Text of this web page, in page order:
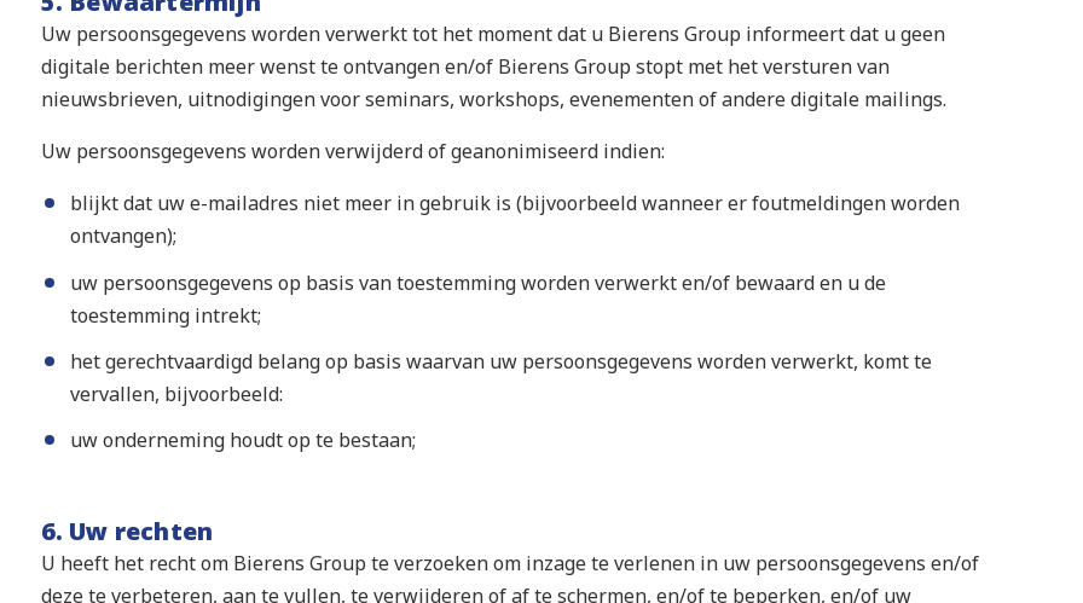
Uw persoonsgegevens worden verwerkt tot het moment dat u Bierens Group informeert dat u geen
digitale berichten meer wenst te ontvangen en/of Bierens Group stopt met het versturen van
nieuwsbrieven, uitnodigingen voor seminars, workshops, evenementen of andere digitale mailings.
Uw persoonsgegevens worden verwijderd of geanonimiseerd indien:
blijkt dat uw e-mailadres niet meer in gebruik is (bijvoorbeeld wanneer er foutmeldingen worden
ontvangen);
uw persoonsgegevens op basis van toestemming worden verwerkt en/of bewaard en u de
toestemming intrekt;
het gerechtvaardigd belang op basis waarvan uw persoonsgegevens worden verwerkt, komt te
vervallen, bijvoorbeeld:
uw onderneming houdt op te bestaan;
6. Uw rechten
U heeft het recht om Bierens Group te verzoeken om inzage te verlenen in uw persoonsgegevens en/of
deze te verbeteren, aan te vullen, te verwijderen of af te schermen, en/of te beperken, en/of uw